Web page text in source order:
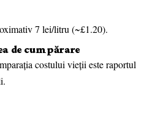
7 lei/litru (~£1.20).
de cumpărare
costului vieții este raportul